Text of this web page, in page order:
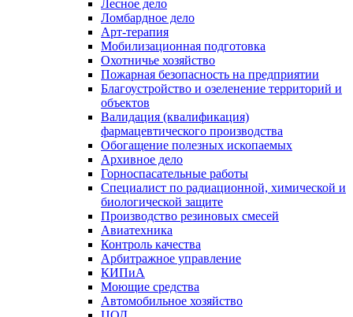
Лесное дело
Ломбардное дело
Арт-терапия
Мобилизационная подготовка
Охотничье хозяйство
Пожарная безопасность на предприятии
Благоустройство и озеленение территорий и
объектов
Валидация (квалификация)
фармацевтического производства
Обогащение полезных ископаемых
Архивное дело
Горноспасательные работы
Специалист по радиационной, химической и
биологической защите
Производство резиновых смесей
Авиатехника
Контроль качества
Арбитражное управление
КИПиА
Моющие средства
Автомобильное хозяйство